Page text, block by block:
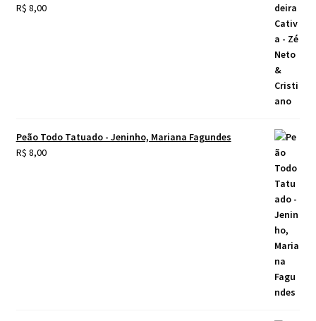
R$ 8,00
Peão Todo Tatuado - Jeninho, Mariana Fagundes
R$ 8,00